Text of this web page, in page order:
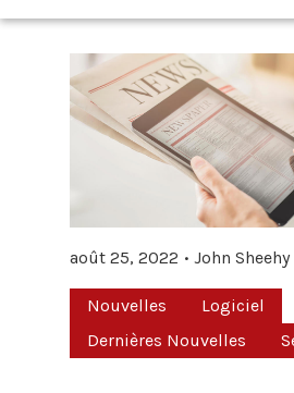
août 25, 2022 John Sheehy
Nouvelles
Logiciel
Dernières Nouvelles